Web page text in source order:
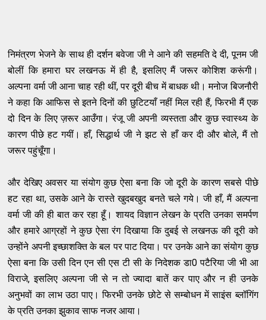
निमंत्रण भेजने के साथ ही दर्शन बवेजा जी ने आने की सहमति दे दी, पूनम जी
बोलीं कि हमारा घर लखनऊ में ही है, इसलिए मैं जरूर कोशिश करूंगी।
अल्पना वर्मा जी आना चाह रही थीं, पर दूरी बीच में बाधक थी। मनोज बिजनौरी
ने कहा कि आफिस से इतने दिनों की छुटिटयाँ नहीं मिल रही हैं, फिरभी मैं एक
दो दिन के लिए ज़रूर आउँगा। रंजू जी अपनी व्यस्तता और कुछ स्वास्थ्य के
कारण पीछे हट गयीं। हाँ, सिद्धार्थ जी ने झट से हाँ कर दी और बोले, मैं तो
जरूर पहुंचूँगा।
और देखिए अवसर या संयोग कुछ ऐसा बना कि जो दूरी के कारण सबसे पीछे
हट रहा था, उसके आने के रास्ते खुदबखुद बनते चले गये। जी हाँ, मैं अल्पना
वर्मा जी की ही बात कर रहा हूँ। शायद विज्ञान लेखन के प्रति उनका समर्पण
और हमारे आग्रहों ने कुछ ऐसा रंग दिखाया कि दुबई से लखनऊ की दूरी को
उन्होंने अपनी इच्छाशक्ति के बल पर पाट दिया। पर उनके आने का संयोग कुछ
ऐसा बना कि उसी दिन एन सी एस टी सी के निदेशक डा0 पटैरिया जी भी आ
विराजे, इसलिए अल्पना जी से न तो ज्यादा बातें कर पाए और न ही उनके
अनुभवों का लाभ उठा पाए। फिरभी उनके छोटे से सम्बोधन में साइंस ब्लॉगिंग
के प्रति उनका झुकाव साफ नजर आया।